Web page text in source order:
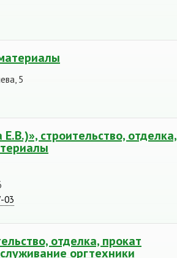
5
строительство, отделка,
03
отделка, прокат
оргтехники